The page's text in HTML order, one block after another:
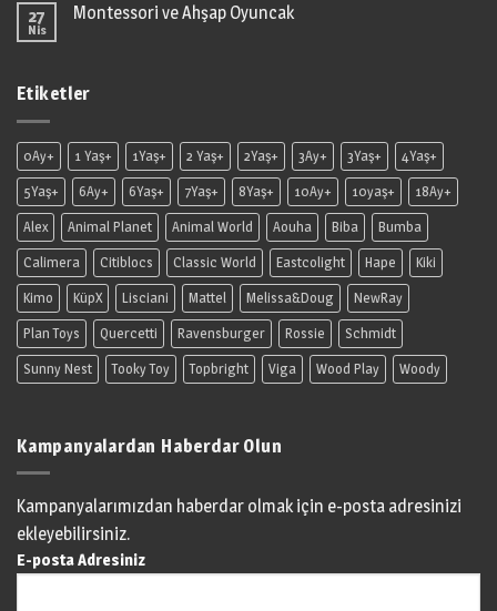
27
Nis
Montessori ve Ahşap Oyuncak
Etiketler
0Ay+ 1 Yaş+ 1Yaş+ 2 Yaş+ 2Yaş+ 3Ay+ 3Yaş+ 4Yaş+
5Yaş+ 6Ay+ 6Yaş+ 7Yaş+ 8Yaş+ 10Ay+ 10yaş+ 18Ay+
Alex Animal Planet Animal World Aouha Biba Bumba
Calimera Citiblocs Classic World Eastcolight Hape Kiki
Kimo KüpX Lisciani Mattel Melissa&Doug NewRay
Plan Toys Quercetti Ravensburger Rossie Schmidt
Sunny Nest Tooky Toy Topbright Viga Wood Play Woody
Kampanyalardan Haberdar Olun
Kampanyalarımızdan haberdar olmak için e-posta adresinizi
ekleyebilirsiniz.
E-posta Adresiniz